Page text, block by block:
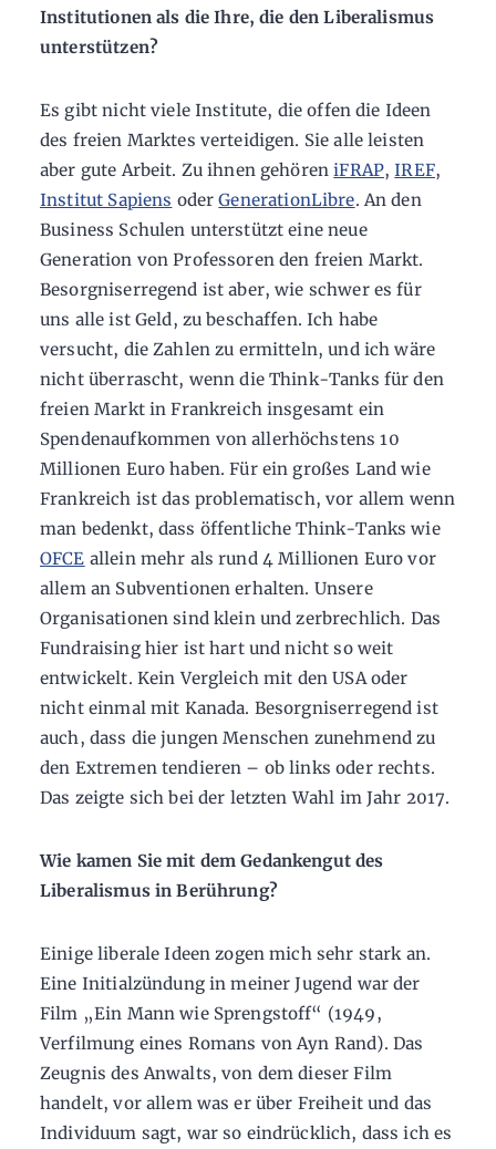
Institutionen als die Ihre, die den Liberalismus
unterstützen?
Es gibt nicht viele Institute, die offen die Ideen
des freien Marktes verteidigen. Sie alle leisten
aber gute Arbeit. Zu ihnen gehöreniFRAP,IREF,
Institut Sapiens oderGenerationLibre. An den
Business Schulen unterstützt eine neue
Generation von Professoren den freien Markt.
Besorgniserregend ist aber, wie schwer es für
uns alle ist Geld, zu beschaffen. Ich habe
versucht, die Zahlen zu ermitteln, und ich wäre
nicht überrascht, wenn die Think-Tanks für den
freien Markt in Frankreich insgesamt ein
Spendenaufkommen von allerhöchstens 10
Millionen Euro haben. Für ein großes Land wie
Frankreich ist das problematisch, vor allem wenn
man bedenkt, dass öffentliche Think-Tanks wie
OFCE allein mehr als rund 4 Millionen Euro vor
allem an Subventionen erhalten. Unsere
Organisationen sind klein und zerbrechlich. Das
Fundraising hier ist hart und nicht so weit
entwickelt. Kein Vergleich mit den USA oder
nicht einmal mit Kanada. Besorgniserregend ist
auch, dass die jungen Menschen zunehmend zu
den Extremen tendieren – ob links oder rechts.
Das zeigte sich bei der letzten Wahl im Jahr 2017.
Wie kamen Sie mit dem Gedankengut des
Liberalismus in Berührung?
Einige liberale Ideen zogen mich sehr stark an.
Eine Initialzündung in meiner Jugend war der
Film „Ein Mann wie Sprengstoff“ (1949,
Verfilmung eines Romans von Ayn Rand). Das
Zeugnis des Anwalts, von dem dieser Film
handelt, vor allem was er über Freiheit und das
Individuum sagt, war so eindrücklich, dass ich es